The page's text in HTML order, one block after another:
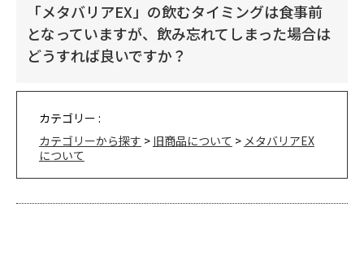
「メタバリアEX」の飲むタイミングは食事前
となっていますが、飲み忘れてしまった場合は
どうすれば良いですか？
カテゴリー :
カテゴリーから探す > 旧商品について > メタバリアEX
について